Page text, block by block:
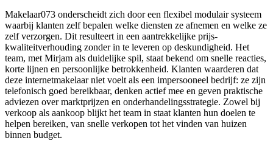
Makelaar073 onderscheidt zich door een flexibel modulair systeem
waarbij klanten zelf bepalen welke diensten ze afnemen en welke ze
zelf verzorgen. Dit resulteert in een aantrekkelijke prijs-
kwaliteitverhouding zonder in te leveren op deskundigheid. Het
team, met Mirjam als duidelijke spil, staat bekend om snelle reacties,
korte lijnen en persoonlijke betrokkenheid. Klanten waarderen dat
deze internetmakelaar niet voelt als een impersooneel bedrijf: ze zijn
telefonisch goed bereikbaar, denken actief mee en geven praktische
adviezen over marktprijzen en onderhandelingsstrategie. Zowel bij
verkoop als aankoop blijkt het team in staat klanten hun doelen te
helpen bereiken, van snelle verkopen tot het vinden van huizen
binnen budget.